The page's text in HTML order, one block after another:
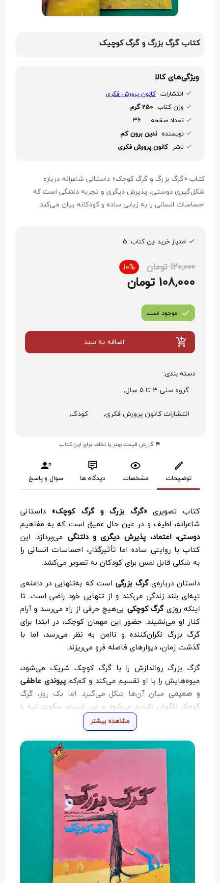
کتاب گرگ بزرگ و گرگ کوچیک
ویژگی‌های کالا
انتشارات کانون پرورش فکری
وزن کتاب 250 گرم
تعداد صفحه
36
نویسنده ندین برون کم
ناشر کانون پرورش فکری
کتاب «گرگ بزرگ و گرگ کوچک» داستانی شاعرانه درباره
شکل‌گیری دوستی، پذیرش دیگری و تجربه دلتنگی است که
احساسات انسانی را به زبانی ساده و کودکانه بیان می‌کند.
امتیاز خرید این کتاب: 5
120,000 تومان 10%
108,000 تومان
موجود است
اضافه به سبد
دسته بندی:
گروه سنی 3 تا 5 سال,
انتشارات کانون پرورش فکری, کودک,
گزارش قیمت بهتر یا تخلف برای این کتاب
توضیحات مشخصات دیدگاه ها سوال و پاسخ
کتاب تصویری«گرگ بزرگ و گرگ کوچک» داستانی
شاعرانه، لطیف و در عین حال عمیق است که به مفاهیم
دوستی، اعتماد، پذیرش دیگری و دلتنگی می‌پردازد. این
کتاب با روایتی ساده اما تأثیرگذار، احساسات انسانی را
به شکلی قابل لمس برای کودکان به تصویر می‌کشد.
داستان درباره‌یگرگ بزرگیاست که به‌تنهایی در دامنه‌ی
تپه‌ای بلند زندگی می‌کند و از تنهایی خود راضی است. تا
اینکه روزیگرگ کوچکی بی‌هیچ حرفی از راه می‌رسد و آرام
کنار او می‌نشیند. حضور این مهمان کوچک، در ابتدا برای
گرگ بزرگ نگران‌کننده و ناامن به نظر می‌رسد، اما با
گذشت زمان، دیوارهای فاصله فرو می‌ریزند.
گرگ بزرگ رواندازش را با گرگ کوچک شریک می‌شود،
میوه‌هایش را با او تقسیم می‌کند و کم‌کمپیوندی عاطفی
و صمیمیمیان آن‌ها شکل می‌گیرد. اما یک روز، گرگ
کوچک ناگهان ناپدید می‌شود و این غیبت، سکوت تپه را
برای گرگ بزرگ غیرقابل تحمل می‌کند. او تازه در این لحظه
دوستی چه معنایی دارد
دلتنگی، نشانه‌ی عشق و وابستگی عمیق
است.
مشاهده بیشتر